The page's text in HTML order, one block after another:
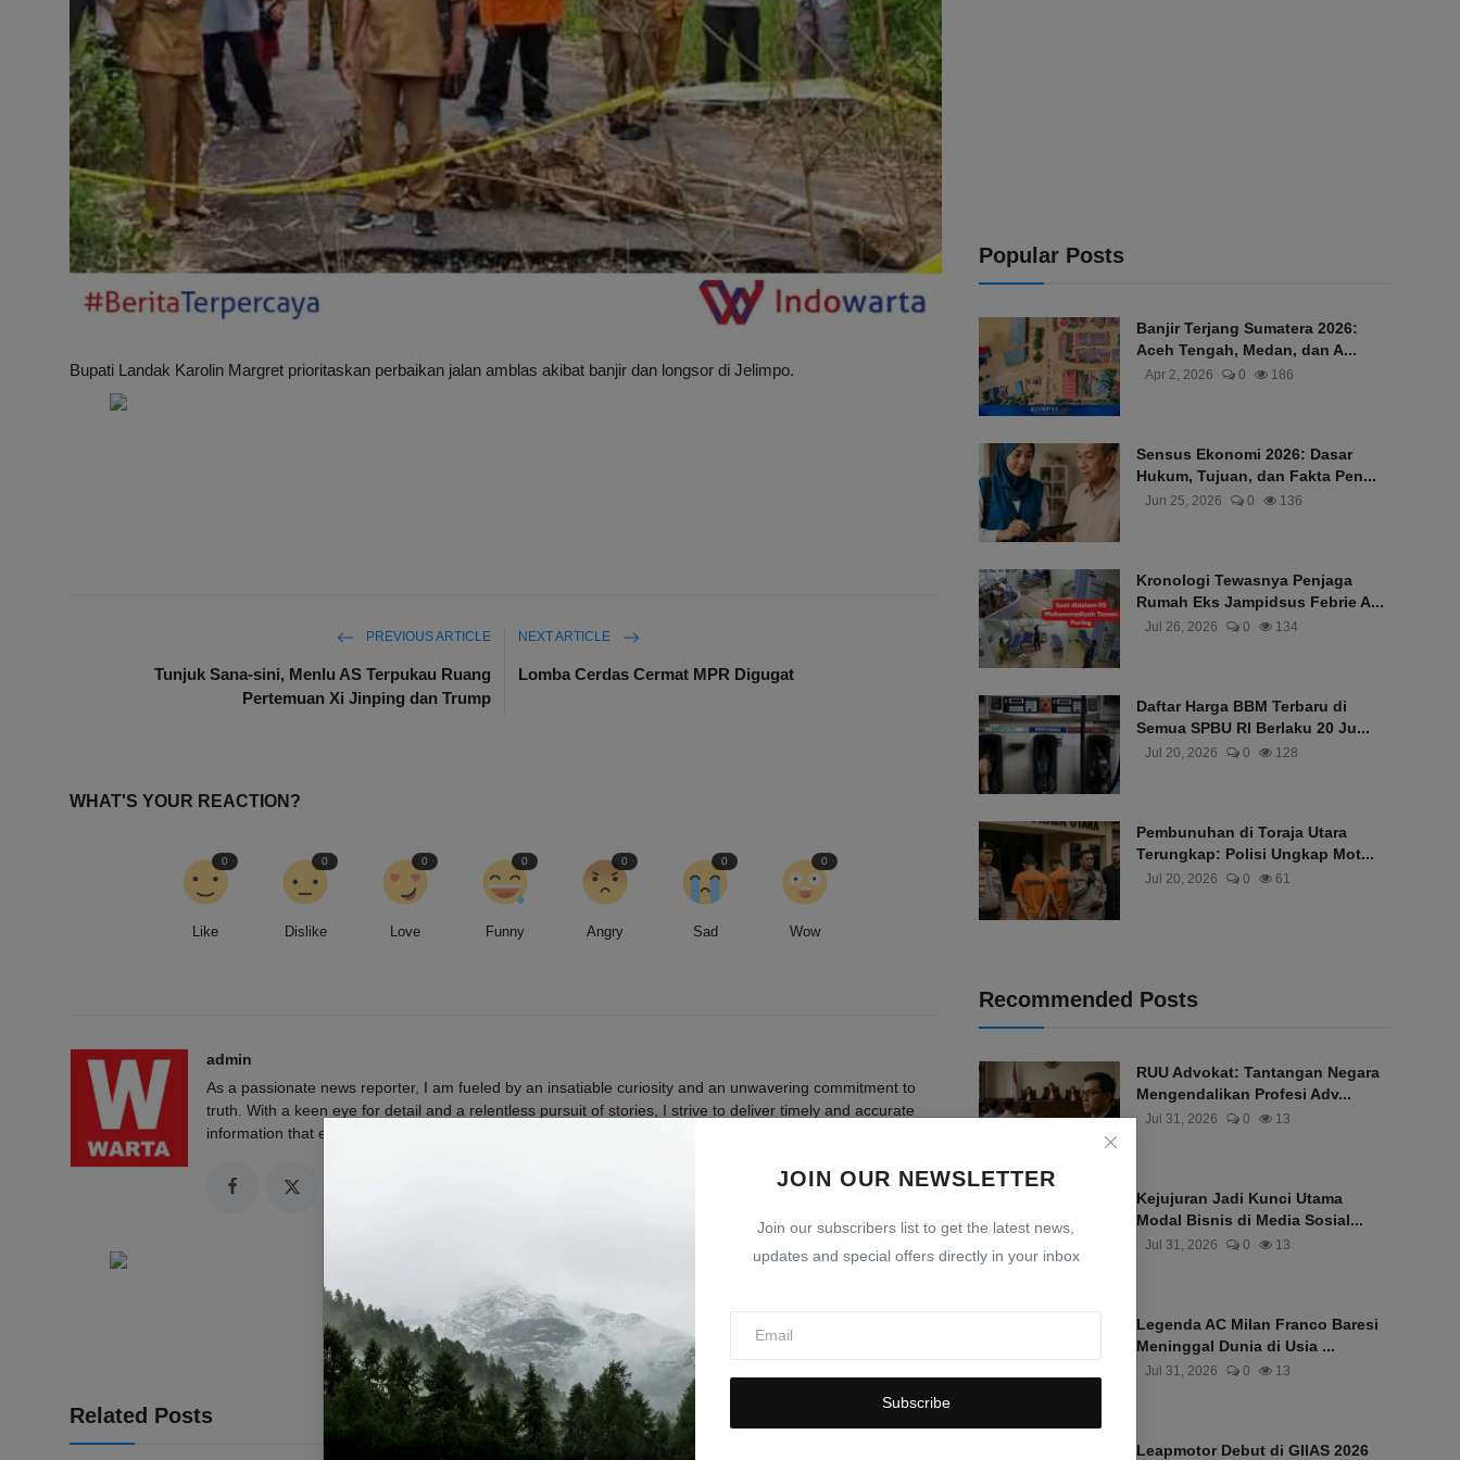
JOIN OUR NEWSLETTER
Join our subscribers list to get the latest news,
updates and special offers directly in your inbox
Subscribe
Bupati Landak Karolin Margret prioritaskan perbaikan jalan amblas akibat banjir dan longsor di Jelimpo.
PREVIOUS ARTICLE
Tunjuk Sana-sini, Menlu AS Terpukau Ruang
Pertemuan Xi Jinping dan Trump
NEXT ARTICLE
Lomba Cerdas Cermat MPR Digugat
WHAT'S YOUR REACTION?
Like
0
Dislike
0
Love
0
Funny
0
Angry
0
Sad
0
Wow
0
admin
As a passionate news reporter, I am fueled by an insatiable curiosity and an unwavering commitment to
truth. With a keen eye for detail and a relentless pursuit of stories, I strive to deliver timely and accurate
information that empowers and engages readers.
Related Posts
Popular Posts
Banjir Terjang Sumatera 2026:
Aceh Tengah, Medan, dan A...
Apr 2, 2026 0 186
Sensus Ekonomi 2026: Dasar
Hukum, Tujuan, dan Fakta Pen...
Jun 25, 2026 0 136
Kronologi Tewasnya Penjaga
Rumah Eks Jampidsus Febrie A...
Jul 26, 2026 0 134
Daftar Harga BBM Terbaru di
Semua SPBU RI Berlaku 20 Ju...
Jul 20, 2026 0 128
Pembunuhan di Toraja Utara
Terungkap: Polisi Ungkap Mot...
Jul 20, 2026 0 61
Recommended Posts
RUU Advokat: Tantangan Negara
Mengendalikan Profesi Adv...
Jul 31, 2026 0 13
Kejujuran Jadi Kunci Utama
Modal Bisnis di Media Sosial...
Jul 31, 2026 0 13
Legenda AC Milan Franco Baresi
Meninggal Dunia di Usia ...
Jul 31, 2026 0 13
Leapmotor Debut di GIIAS 2026